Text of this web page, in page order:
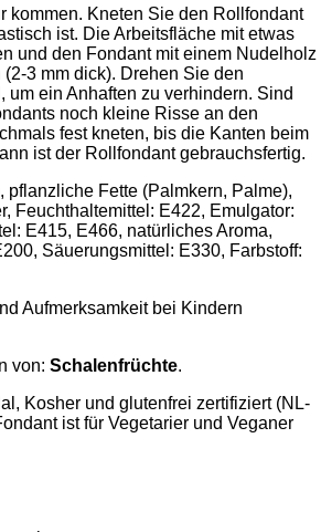
kommen. Kneten Sie den Rollfondant
ist. Die Arbeitsfläche mit etwas
und den Fondant mit einem Nudelholz
3 mm dick). Drehen Sie den
um ein Anhaften zu verhindern. Sind
noch kleine Risse an den
fest kneten, bis die Kanten beim
ist der Rollfondant gebrauchsfertig.
pflanzliche Fette (Palmkern, Palme),
Feuchthaltemittel: E422, Emulgator:
E415, E466, natürliches Aroma,
Säuerungsmittel: E330, Farbstoff:
Aufmerksamkeit bei Kindern
von: Schalenfrüchte.
Kosher und glutenfrei zertifiziert (NL-
ist für Vegetarier und Veganer